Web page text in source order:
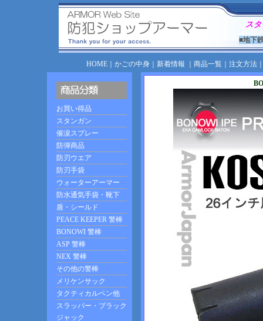
ス
■地下
HOME｜ かごの中身｜ 新着情報 商品一覧｜ 注文方法